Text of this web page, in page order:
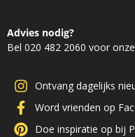
Advies nodig?
Bel 020 482 2060 voor
Ontvang dagelijks
Word vrienden op
Doe inspiratie op bij